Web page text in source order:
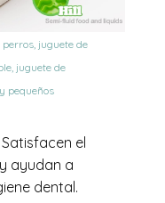
juguete de
juguete de
pequeños
Satisfacen el
ayudan a
dental.